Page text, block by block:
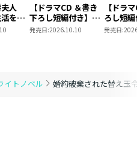
イトノベル 婚約破棄された替え玉
人
をお
5
【ドラマCD ＆書き
下ろし短編付き】捨
てられ公爵夫人は、
発売日:2026.10.10
【ドラ
ろし短
られ公
発売日: